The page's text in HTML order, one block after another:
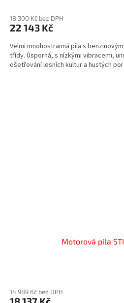
18 300 Kč bez DPH
22 143 Kč
Velmi mnohostranná pila s
třídy. Úsporná, s nízkými vibracemi,
ošetřování lesních kultur a hustých
Motorová pila
14 989 Kč bez DPH